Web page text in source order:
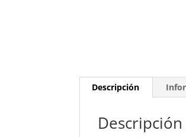
Descripción
Descripción